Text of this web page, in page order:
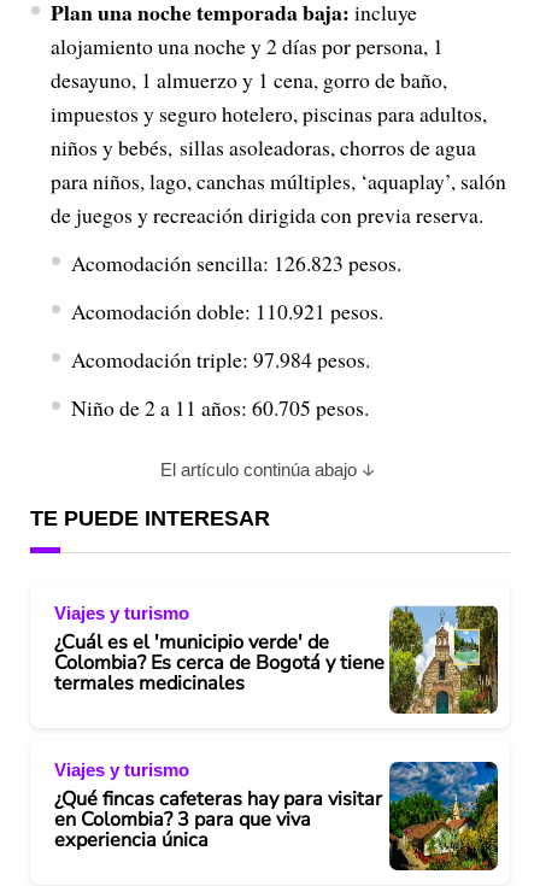
Plan una noche temporada baja: incluye
alojamiento una noche y 2 días por persona, 1
desayuno, 1 almuerzo y 1 cena, gorro de baño,
impuestos y seguro hotelero, piscinas para adultos,
niños y bebés, sillas asoleadoras, chorros de agua
para niños, lago, canchas múltiples, ‘aquaplay’, salón
de juegos y recreación dirigida con previa reserva.
Acomodación sencilla: 126.823 pesos.
Acomodación doble: 110.921 pesos.
Acomodación triple: 97.984 pesos.
Niño de 2 a 11 años: 60.705 pesos.
El artículo continúa abajo
TE PUEDE INTERESAR
Viajes y turismo
¿Cuál es el 'municipio verde' de
Colombia? Es cerca de Bogotá y tiene
termales medicinales
Viajes y turismo
¿Qué fincas cafeteras hay para visitar
en Colombia? 3 para que viva
experiencia única